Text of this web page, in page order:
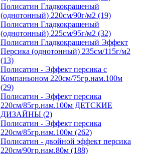
Полисатин Гладкокрашеный
(однотонный) 220см/90г/м2 (19)
Полисатин Гладкокрашеный
(однотонный) 225см/95г/м2 (32)
Полисатин Гладкокрашеный Эффект
Персика (однотонный) 235см/115г/м2
(13)
Полисатин - Эффект персика с
Компаньоном 220см/75гр.нам.100м
(29)
Полисатин - Эффект персика
220см/85гр.нам.100м ДЕТСКИЕ
ДИЗАЙНЫ (2)
Полисатин - Эффект персика
220см/85гр.нам.100м (262)
Полисатин - двойной эффект персика
220см/90гр.нам.80м (188)